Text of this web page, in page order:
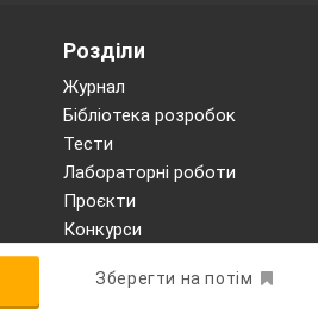
Зберегти на потім
Розділи
Журнал
Бібліотека розробок
Тести
Лабораторні роботи
Проєкти
Конкурси
Штучний інтелект для